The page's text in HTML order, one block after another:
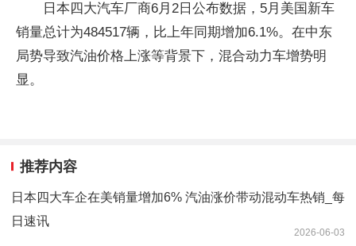
日本四大汽车厂商6月2日公布数据，5月美国新车
销量总计为484517辆，比上年同期增加6.1%。在中东
局势导致汽油价格上涨等背景下，混合动力车增势明
显。
推荐内容
日本四大车企在美销量增加6% 汽油涨价带动混动车热销_每
日速讯
2026-06-03